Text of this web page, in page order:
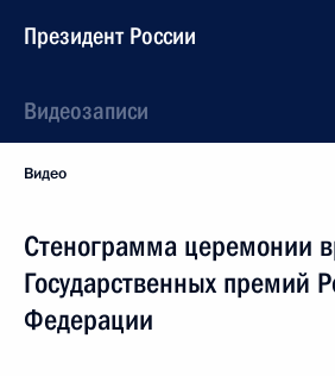
Президент России
Видеозаписи
Видео
Стенограмма церемонии
Государственных премий
Федерации